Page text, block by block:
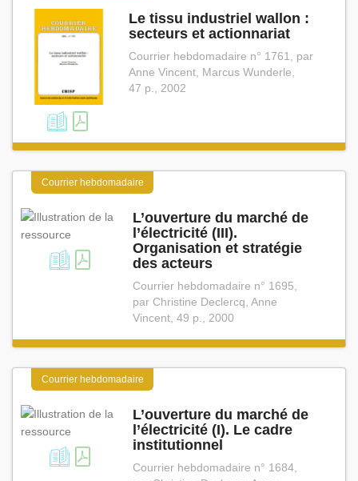
Le tissu industriel wallon :
secteurs et actionnariat
Courrier hebdomadaire n° 1761, par
Anne Vincent, Marcus Wunderle,
47 p., 2002
Courrier hebdomadaire
L’ouverture du marché de
l’électricité (III).
Organisation et stratégie
des acteurs
Courrier hebdomadaire n° 1695,
par Christine Declercq, Anne
Vincent, 49 p., 2000
Courrier hebdomadaire
L’ouverture du marché de
l’électricité (I). Le cadre
institutionnel
Courrier hebdomadaire n° 1684,